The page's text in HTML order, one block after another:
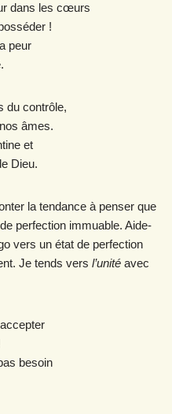
dans les cœurs
!
peur
du contrôle,
âmes.
et
Dieu.
la tendance à penser que
perfection immuable. Aide-
vers un état de perfection
Je tends vers l’unité avec
besoin